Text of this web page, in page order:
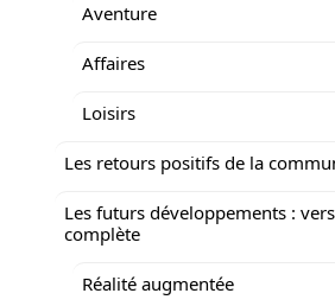
Aventure
Affaires
Loisirs
Les retours positifs de la
Les futurs développements :
complète
Réalité augmentée